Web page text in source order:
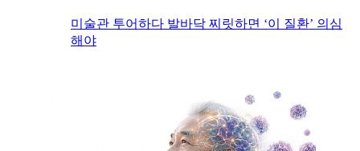
미술관 투어하다 발바닥 찌릿하면 ‘이 질환’ 의심
해야